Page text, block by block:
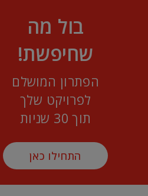
בול מה
שחיפשת!
הפתרון המושלם
לפרויקט שלך
תוך 30 שניות
התחילו כאן